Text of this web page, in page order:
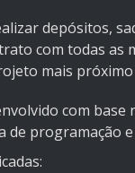
depósitos,
com todas as
mais
com
de programação